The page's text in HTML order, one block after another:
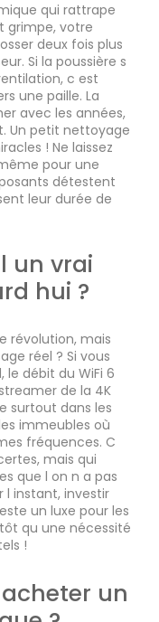
qui rattrape
grimpe, votre
deux fois plus
Si la poussière s
c est
une paille. La
avec les années,
Un petit nettoyage
! Ne laissez
pour une
détestent
leur durée de
un vrai
hui ?
révolution, mais
réel ? Si vous
débit du WiFi 6
de la 4K
surtout dans les
immeubles où
fréquences. C
mais qui
que l on n a pas
l instant, investir
un luxe pour les
qu une nécessité
!
un